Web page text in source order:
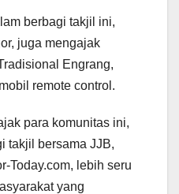
berbagi takjil ini,
juga mengajak
Engrang,
remote control.
para komunitas ini,
takjil bersama JJB,
Today.com, lebih seru
yang